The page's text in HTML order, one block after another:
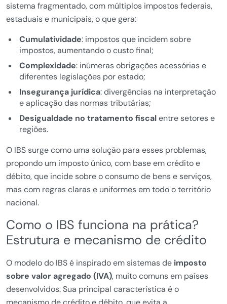
sistema fragmentado, com múltiplos impostos federais,
estaduais e municipais, o que gera:
Cumulatividade: impostos que incidem sobre
impostos, aumentando o custo final;
Complexidade: inúmeras obrigações acessórias e
diferentes legislações por estado;
Insegurança jurídica: divergências na interpretação
e aplicação das normas tributárias;
Desigualdade no tratamento fiscalentre setores e
regiões.
O IBS surge como uma solução para esses problemas,
propondo um imposto único, com base em crédito e
débito, que incide sobre o consumo de bens e serviços,
mas com regras claras e uniformes em todo o território
nacional.
Como o IBS funciona na prática?
Estrutura e mecanismo de crédito
O modelo do IBS é inspirado em sistemas de imposto
sobre valor agregado (IVA), muito comuns em países
desenvolvidos. Sua principal característica é o